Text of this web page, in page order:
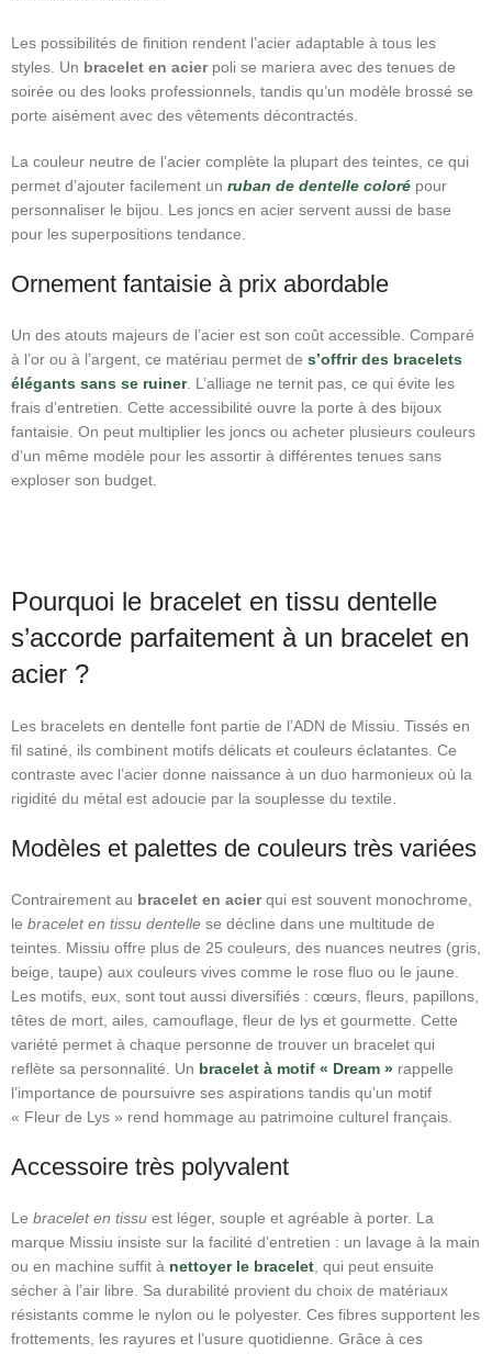
Les possibilités de finition rendent l’acier adaptable à tous les
styles. Un bracelet en acierpoli se mariera avec des tenues de
soirée ou des looks professionnels, tandis qu’un modèle brossé se
porte aisément avec des vêtements décontractés.
La couleur neutre de l’acier complète la plupart des teintes, ce qui
permet d’ajouter facilement un ruban de dentelle coloré pour
personnaliser le bijou. Les joncs en acier servent aussi de base
pour les superpositions tendance.
Ornement fantaisie à prix abordable
Un des atouts majeurs de l’acier est son coût accessible. Comparé
à l’or ou à l’argent, ce matériau permet de s’offrir des bracelets
élégants sans se ruiner. L’alliage ne ternit pas, ce qui évite les
frais d’entretien. Cette accessibilité ouvre la porte à des bijoux
fantaisie. On peut multiplier les joncs ou acheter plusieurs couleurs
d’un même modèle pour les assortir à différentes tenues sans
exploser son budget.
Pourquoi le bracelet en tissu dentelle
s’accorde parfaitement à un bracelet en
acier ?
Les bracelets en dentelle font partie de l’ADN de Missiu. Tissés en
fil satiné, ils combinent motifs délicats et couleurs éclatantes. Ce
contraste avec l’acier donne naissance à un duo harmonieux où la
rigidité du métal est adoucie par la souplesse du textile.
Modèles et palettes de couleurs très variées
Contrairement au bracelet en acierqui est souvent monochrome,
le bracelet en tissu dentelle se décline dans une multitude de
teintes. Missiu offre plus de 25 couleurs, des nuances neutres (gris,
beige, taupe) aux couleurs vives comme le rose fluo ou le jaune.
Les motifs, eux, sont tout aussi diversifiés : cœurs, fleurs, papillons,
têtes de mort, ailes, camouflage, fleur de lys et gourmette. Cette
variété permet à chaque personne de trouver un bracelet qui
reflète sa personnalité. Un bracelet à motif « Dream » rappelle
l’importance de poursuivre ses aspirations tandis qu’un motif
« Fleur de Lys » rend hommage au patrimoine culturel français.
Accessoire très polyvalent
Le bracelet en tissu est léger, souple et agréable à porter. La
marque Missiu insiste sur la facilité d’entretien : un lavage à la main
ou en machine suffit à nettoyer le bracelet, qui peut ensuite
sécher à l’air libre. Sa durabilité provient du choix de matériaux
résistants comme le nylon ou le polyester. Ces fibres supportent les
frottements, les rayures et l’usure quotidienne. Grâce à ces